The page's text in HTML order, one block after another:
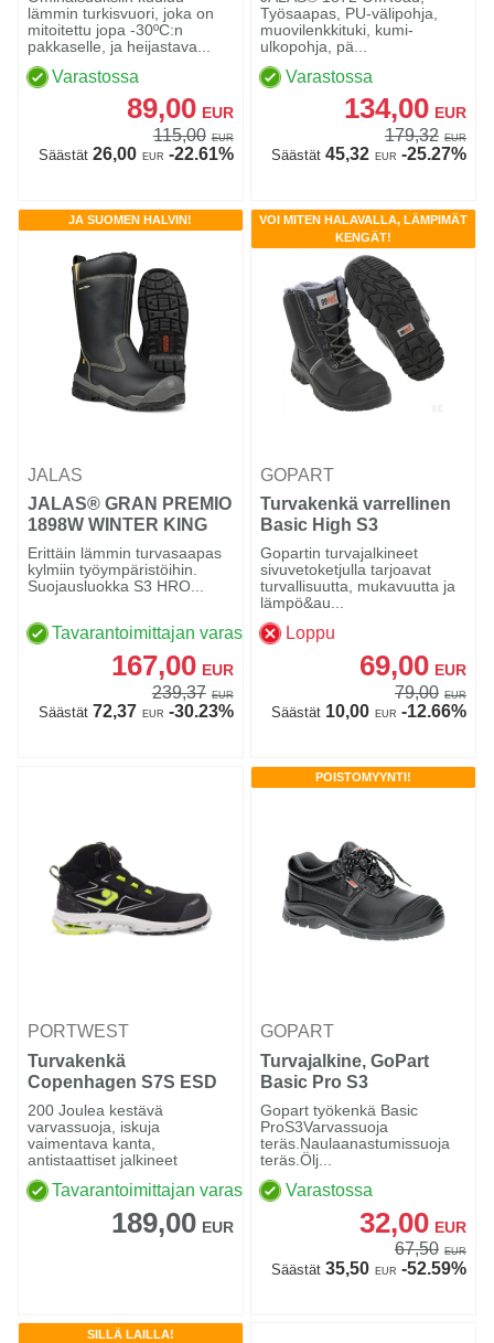
FD07BKR
lämmin turkisvuori, joka on
mitoitettu jopa -30ºC:n
pakkaselle, ja heijastava...
Varastossa
89,00 EUR
115,00 EUR
Säästät26,00 EUR -22.61%
Työsaapas, PU-välipohja,
muovilenkkituki, kumi-
ulkopohja, pä...
Varastossa
134,00 EUR
179,32 EUR
Säästät45,32 EUR -25.27%
JA SUOMEN HALVIN!
JALAS
JALAS® GRAN PREMIO
1898W WINTER KING
Erittäin lämmin turvasaapas
kylmiin työympäristöihin.
Suojausluokka S3 HRO...
Tavarantoimittajan varastossa
167,00 EUR
239,37 EUR
Säästät72,37 EUR -30.23%
VOI MITEN HALAVALLA, LÄMPIMÄT
KENGÄT!
GOPART
Turvakenkä varrellinen
Basic High S3
Gopartin turvajalkineet
sivuvetoketjulla tarjoavat
turvallisuutta, mukavuutta ja
lämpö&au...
Loppu
69,00 EUR
79,00 EUR
Säästät10,00 EUR -12.66%
PORTWEST
Turvakenkä
Copenhagen S7S ESD
200 Joulea kestävä
varvassuoja, iskuja
vaimentava kanta,
antistaattiset jalkineet
Tavarantoimittajan varastossa
189,00 EUR
POISTOMYYNTI!
GOPART
Turvajalkine, GoPart
Basic Pro S3
Gopart työkenkä Basic
ProS3Varvassuoja
teräs.Naulaanastumissuoja
teräs.Ölj...
Varastossa
32,00 EUR
67,50 EUR
Säästät35,50 EUR -52.59%
SILLÄ LAILLA!